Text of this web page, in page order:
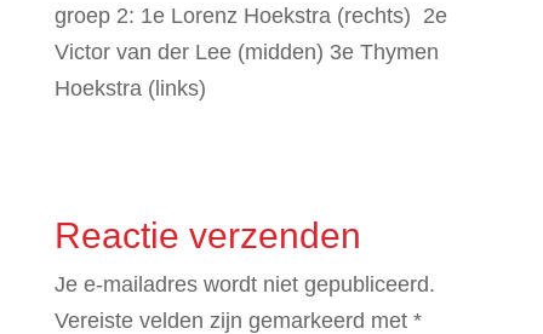
groep 2: 1e Lorenz Hoekstra (rechts) 2e
Victor van der Lee (midden) 3e Thymen
Hoekstra (links)
Reactie verzenden
Je e-mailadres wordt niet gepubliceerd.
Vereiste velden zijn gemarkeerd met *